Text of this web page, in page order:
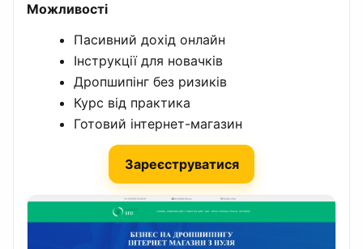
Можливості
Пасивний дохід онлайн
Інструкції для новачків
Дропшипінг без ризиків
Курс від практика
Готовий інтернет-магазин
Зареєструватися